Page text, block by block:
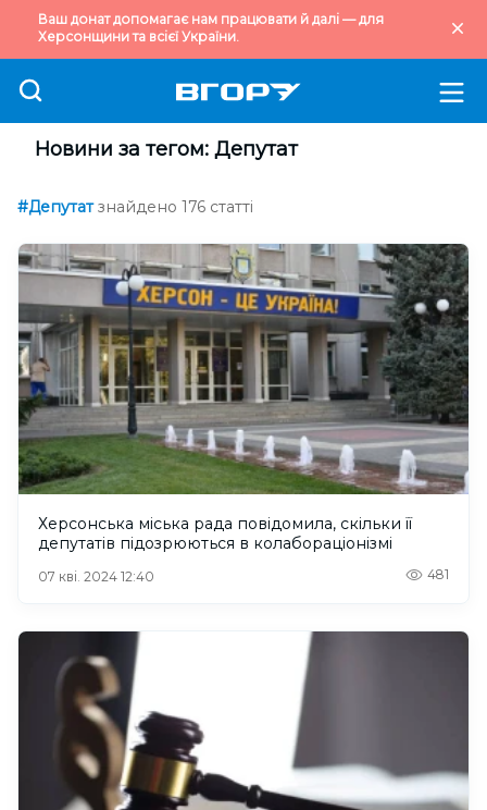
Ваш донат допомагає нам працювати й далі — для
Херсонщини та всієї України.
Новини за тегом: Депутат
#Депутат знайдено 176 статті
Херсонська міська рада повідомила, скільки її
депутатів підозрюються в колабораціонізмі
07 кві. 2024 12:40 481